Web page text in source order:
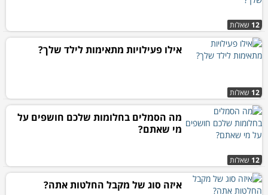
12 שאלות
12 שאלות
אילו פעילויות מתאימות לילד שלך?
12 שאלות
מה הסמלים בחלומות שלכם חושפים על
מי שאתם?
איזה סוג של מקבל החלטות אתה?